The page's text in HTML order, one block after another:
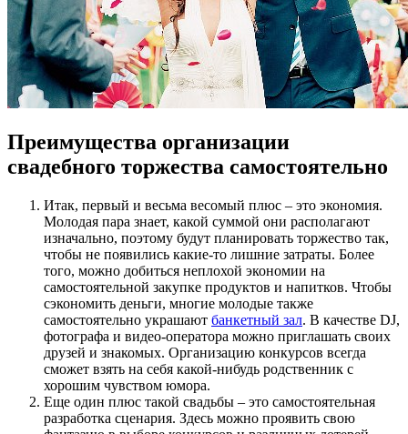
Преимущества организации
свадебного торжества самостоятельно
Итак, первый и весьма весомый плюс – это экономия.
Молодая пара знает, какой суммой они располагают
изначально, поэтому будут планировать торжество так,
чтобы не появились какие-то лишние затраты. Более
того, можно добиться неплохой экономии на
самостоятельной закупке продуктов и напитков. Чтобы
сэкономить деньги, многие молодые также
самостоятельно украшают банкетный зал. В качестве DJ,
фотографа и видео-оператора можно приглашать своих
друзей и знакомых. Организацию конкурсов всегда
сможет взять на себя какой-нибудь родственник с
хорошим чувством юмора.
Еще один плюс такой свадьбы – это самостоятельная
разработка сценария. Здесь можно проявить свою